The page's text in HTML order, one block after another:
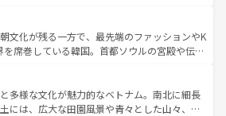
一覧
ィビティも充実しており、サーフィンやダイ
キングなど、アウトドア好きにはたまらな
ラリアの多彩な魅力を存分に味わいつくそ
い。
な山岳地帯である台湾東部など、都市の喧騒
さが共存しており、訪れる人に新しい発見と
してくれる。また、奥深い台湾の食文化も魅
評判のスイーツなど、バラエティ豊かな料理
が味わえる。 なお、新着の台湾情報は コンテンツ一覧を参
。
文化が残る一方で、最先端のファッションやK
を席巻している韓国。首都ソウルの宮殿や伝統
を延ばせば四季折々の自然美を楽しむことが
て、キムチや焼肉、絶品のストリートフード
まな韓国料理が待っている。夜には、韓国な
多様な文化が魅力的なベトナム。南北に細長
には、広大な田園風景や青々とした山々、世